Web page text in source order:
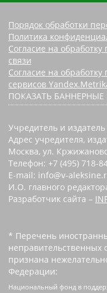
Порядок обработки
Политика
Согласие на
связи
Согласие на
сервисов
ПОКАЗАТЬ БАННЕРНЫЕ
Учредитель и
Адрес учредителя,
Москва, ул.
Телефон: +7 (495) 718-
E-mail: info@v-
И.О. главного
Разработчик сайта –
* Перечень
неправительственных
признана
Федерации:
Национальный фонд в